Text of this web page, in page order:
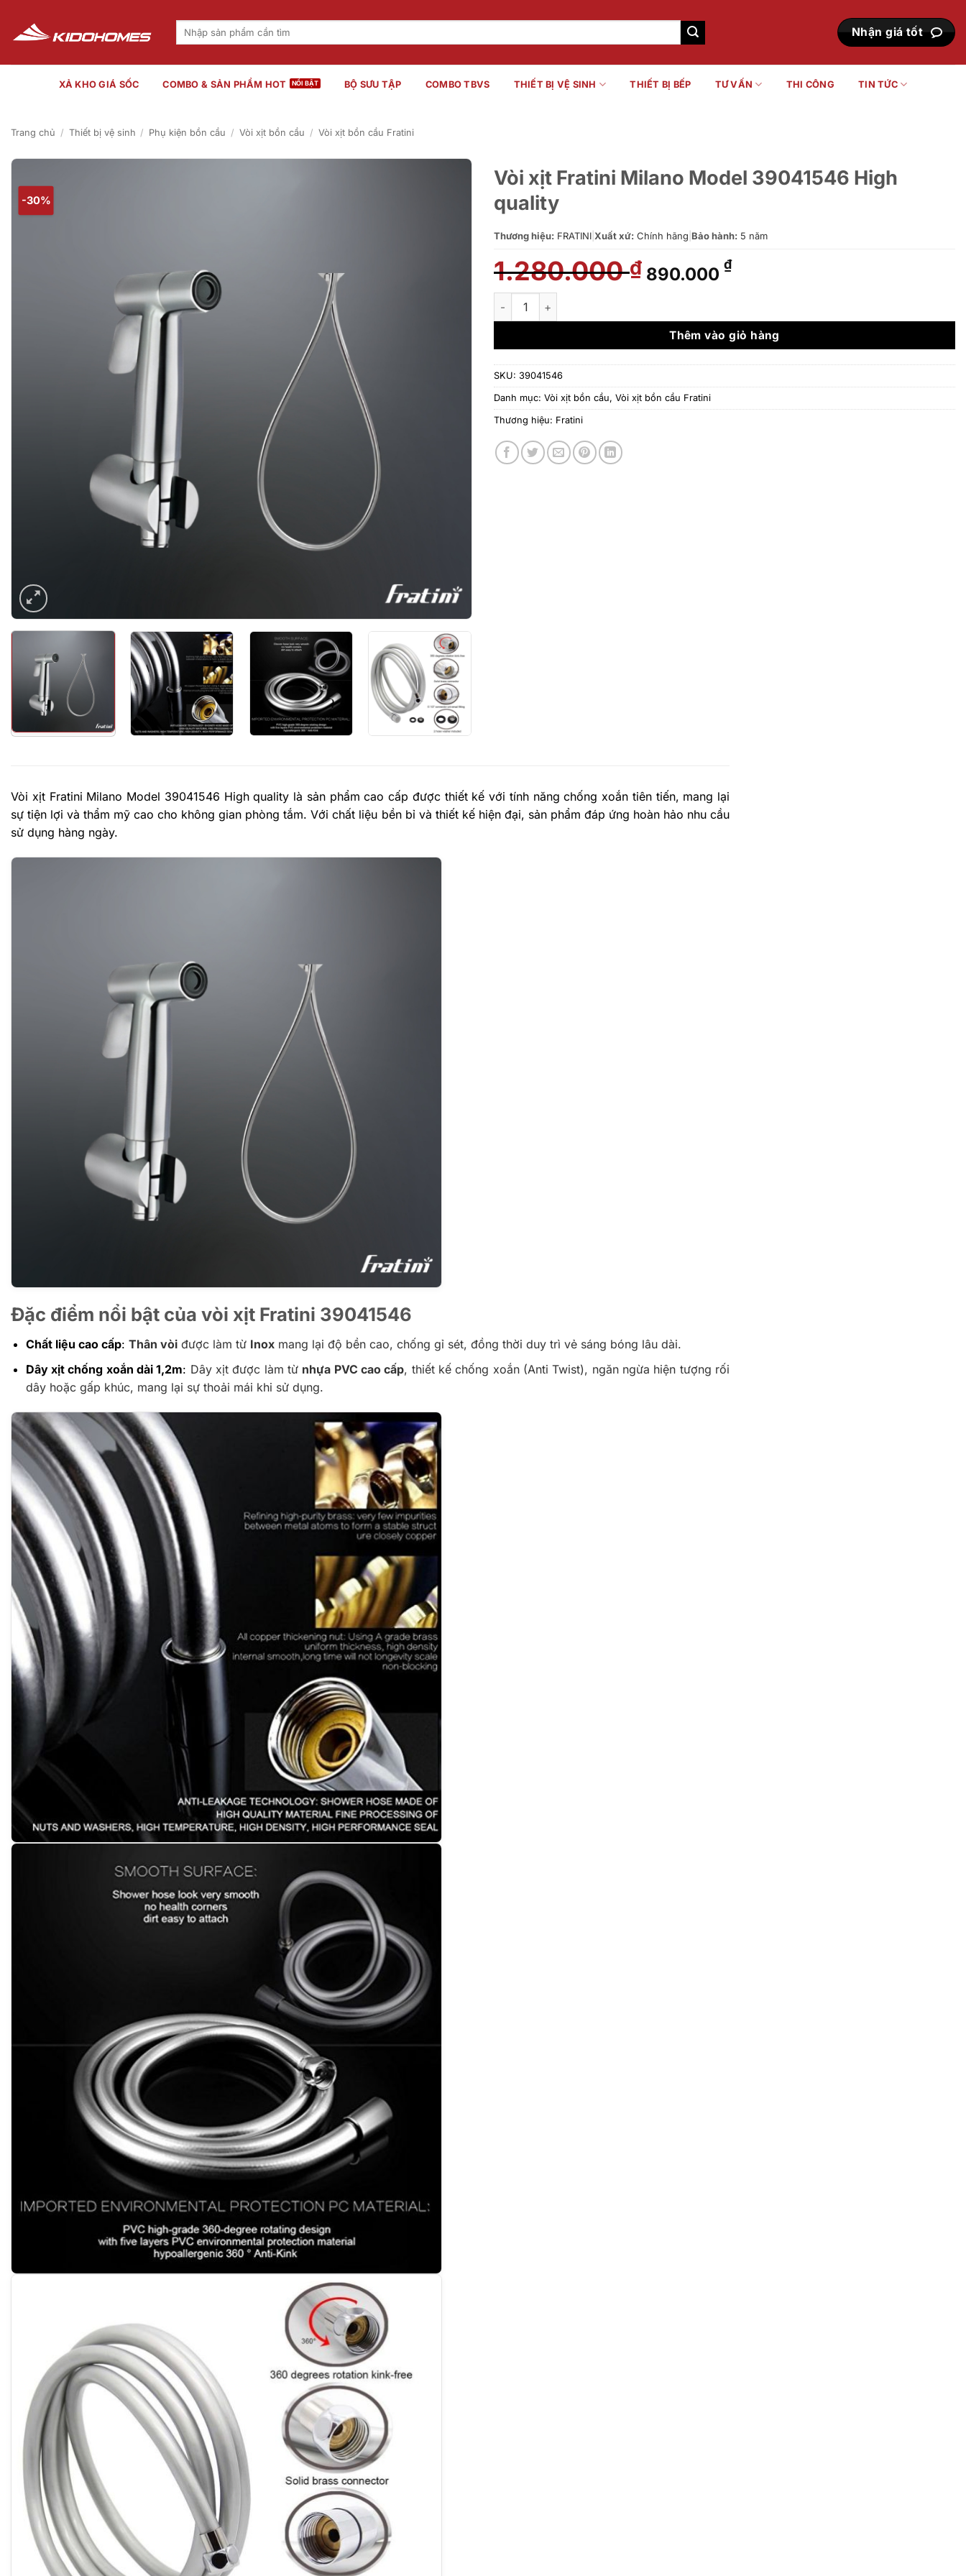
nội
dung
Tìm
Nhận giá tốt
XẢ KHO GIÁ SỐC COMBO & SẢN PHẨM HOT BỘ SƯU TẬP COMBO TBVS THIẾT BỊ VỆ SINH THIẾT BỊ BẾP TƯ VẤN THI CÔNG TIN TỨC
Trang chủ / Thiết bị vệ sinh / Phụ kiện bồn cầu / Vòi xịt bồn cầu / Vòi xịt bồn cầu Fratini
-30%
Vòi xịt Fratini Milano Model 39041546 High
quality
Thương hiệu: FRATINI Xuất xứ: Chính hãng Bảo hành: 5 năm
1.280.000₫ Giá
gốc
1.280.000 ₫.
890.000 ₫Giá
là:
890.000 ₫.
Vòi xịt Fratini Milano Model 39041546 High quality số lượng
Thêm vào giỏ hàng
SKU: 39041546
Danh mục: Vòi xịt bồn cầu, Vòi xịt bồn cầu Fratini
Thương hiệu: Fratini
Vòi xịt Fratini Milano Model 39041546 High quality là sản phẩm cao cấp được thiết kế với tính năng chống xoắn tiên tiến, mang lại
sự tiện lợi và thẩm mỹ cao cho không gian phòng tắm. Với chất liệu bền bỉ và thiết kế hiện đại, sản phẩm đáp ứng hoàn hảo nhu cầu
sử dụng hàng ngày.
Đặc điểm nổi bật của vòi xịt Fratini 39041546
Chất liệu cao cấp: Thân vòiđược làm từ Inoxmang lại độ bền cao, chống gỉ sét, đồng thời duy trì vẻ sáng bóng lâu dài.
Dây xịt chống xoắn dài 1,2m: Dây xịt được làm từ nhựa PVC cao cấp, thiết kế chống xoắn (Anti Twist), ngăn ngừa hiện tượng rối
dây hoặc gấp khúc, mang lại sự thoải mái khi sử dụng.